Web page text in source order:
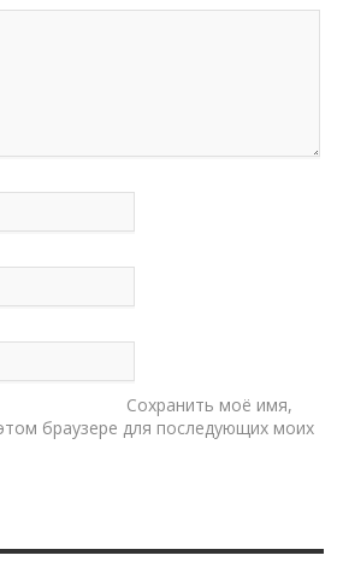
Сохранить моё имя,
браузере для последующих моих